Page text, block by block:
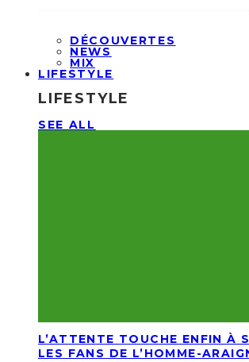
DÉCOUVERTES
NEWS
MIX
LIFESTYLE
LIFESTYLE
SEE ALL
L’ATTENTE TOUCHE ENFIN À
LES FANS DE L’HOMME-